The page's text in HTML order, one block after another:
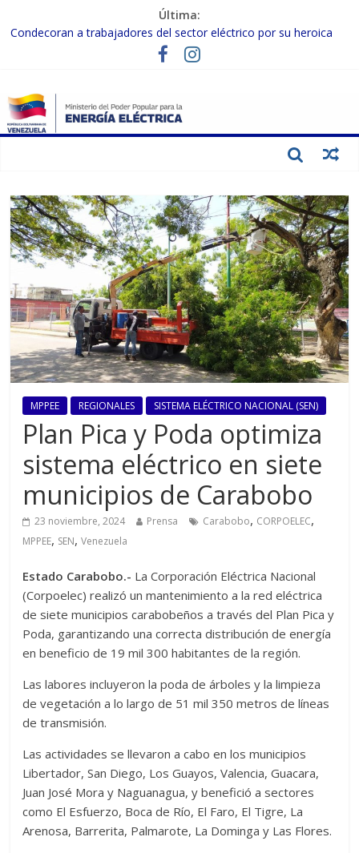
Última:
Condecoran a trabajadores del sector eléctrico por su heroica
labor tras el doble sismo del 24-J
Gobierno Nacional coordina acciones con el sector privado para
Inspeccionan trabajos de rehabilitación en instalaciones del SEN
en Carabobo
Gobierno Nacional activa plan preventivo para fortalecer el SEN
MPPEE REGIONALES SISTEMA ELÉCTRICO NACIONAL (SEN)
Plan Pica y Poda optimiza
sistema eléctrico en siete
municipios de Carabobo
23 noviembre, 2024 Prensa Carabobo, CORPOELEC,
MPPEE, SEN,Venezuela
Estado Carabobo.- La Corporación Eléctrica Nacional
(Corpoelec) realizó un mantenimiento a la red eléctrica
de siete municipios carabobeños a través del Plan Pica y
Poda, garantizando una correcta distribución de energía
en beneficio de 19 mil 300 habitantes de la región.
Las labores incluyeron la poda de árboles y la limpieza
de vegetación a lo largo de 51 mil 350 metros de líneas
de transmisión.
Las actividades se llevaron a cabo en los municipios
Libertador, San Diego, Los Guayos, Valencia, Guacara,
Juan José Mora y Naguanagua, y benefició a sectores
como El Esfuerzo, Boca de Río, El Faro, El Tigre, La
Arenosa, Barrerita, Palmarote, La Dominga y Las Flores.